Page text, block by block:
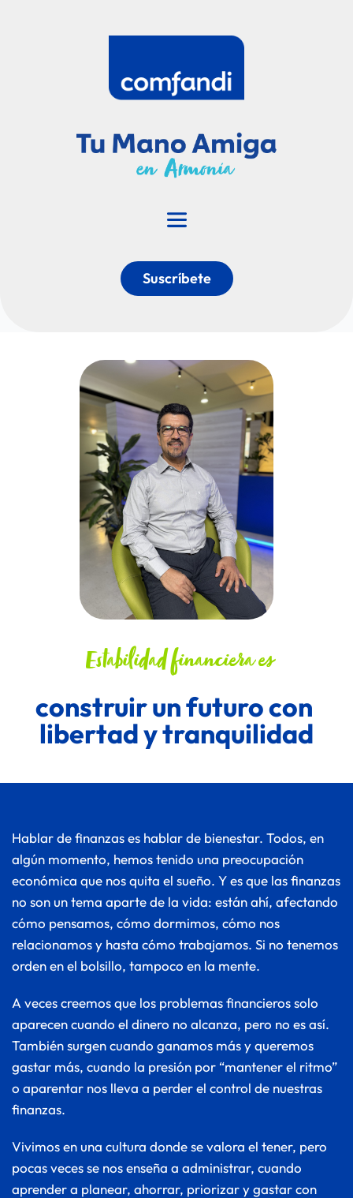
Suscríbete
Estabilidad financiera es
construir un futuro con
libertad y tranquilidad
Hablar de finanzas es hablar de bienestar. Todos, en
algún momento, hemos tenido una preocupación
económica que nos quita el sueño. Y es que las finanzas
no son un tema aparte de la vida: están ahí, afectando
cómo pensamos, cómo dormimos, cómo nos
relacionamos y hasta cómo trabajamos. Si no tenemos
orden en el bolsillo, tampoco en la mente.
A veces creemos que los problemas financieros solo
aparecen cuando el dinero no alcanza, pero no es así.
También surgen cuando ganamos más y queremos
gastar más, cuando la presión por “mantener el ritmo”
o aparentar nos lleva a perder el control de nuestras
finanzas.
Vivimos en una cultura donde se valora el tener, pero
pocas veces se nos enseña a administrar, cuando
aprender a planear, ahorrar, priorizar y gastar con